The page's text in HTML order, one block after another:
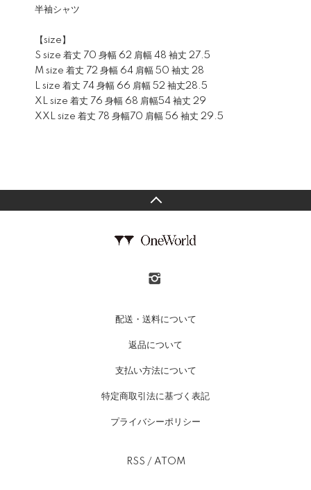
半袖シャツ
【size】
S size 着丈 70 身幅 62 肩幅 48 袖丈 27.5
M size 着丈 72 身幅 64 肩幅 50 袖丈 28
L size 着丈 74 身幅 66 肩幅 52 袖丈28.5
XL size 着丈 76 身幅 68 肩幅54 袖丈 29
XXL size 着丈 78 身幅70 肩幅 56 袖丈 29.5
配送・送料について
返品について
支払い方法について
特定商取引法に基づく表記
プライバシーポリシー
RSS / ATOM